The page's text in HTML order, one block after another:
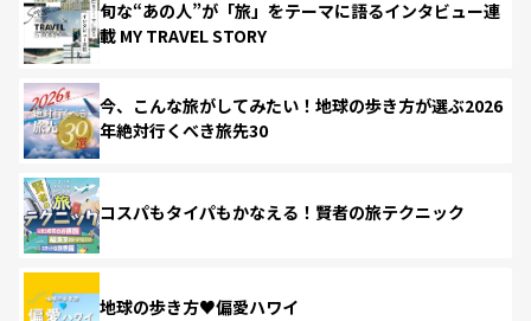
旬な“あの人”が「旅」をテーマに語るインタビュー連
載 MY TRAVEL STORY
今、こんな旅がしてみたい！地球の歩き方が選ぶ2026
年絶対行くべき旅先30
コスパもタイパもかなえる！賢者の旅テクニック
地球の歩き方♥偏愛ハワイ